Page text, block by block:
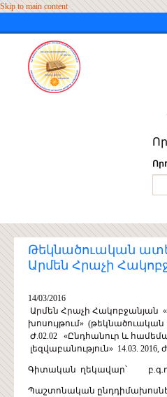
Skip to main content
Թեկնածուական
Արմեն Հրաչի
14/03/2016
Արմեն Հրաչի Հակոբջանյան
խոսույթում»
Ժ.02.02 «Ընդհանուր և
լեզվաբանություն» 14.03. 2016,
Գիտական ղեկավար՝ բ.գ.դ.,
Պաշտոնական